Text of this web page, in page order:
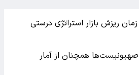
زمان ریزش بازار استراتژی درستی
همچنان از آمار